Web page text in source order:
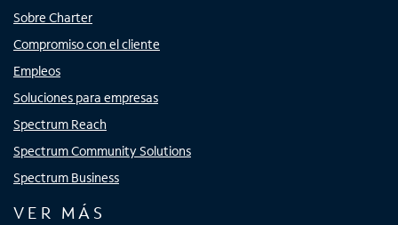
Sobre Charter
Compromiso con el cliente
Empleos
Soluciones para empresas
Spectrum Reach
Spectrum Community Solutions
Spectrum Business
VER MÁS